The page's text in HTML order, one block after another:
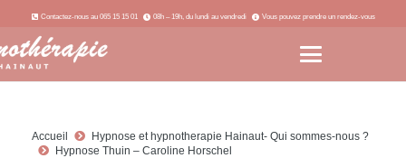
Contactez-nous au 065 15 15 01 08h – 19h, du lundi au vendredi Vous pouvez prendre un rendez-vous
Accueil
Hypnose et hypnotherapie Hainaut- Qui sommes-nous ?
Hypnose Thuin – Caroline Horschel